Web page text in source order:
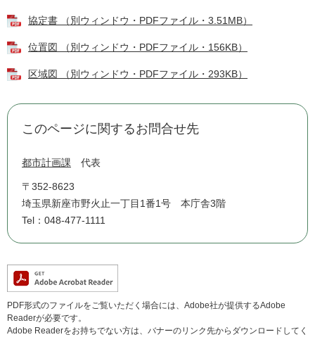
協定書 （別ウィンドウ・PDFファイル・3.51MB）
位置図 （別ウィンドウ・PDFファイル・156KB）
区域図 （別ウィンドウ・PDFファイル・293KB）
このページに関するお問合せ先
都市計画課 代表
〒352-8623
埼玉県新座市野火止一丁目1番1号 本庁舎3階
Tel：048-477-1111
PDF形式のファイルをご覧いただく場合には、Adobe社が提供するAdobe
Readerが必要です。
Adobe Readerをお持ちでない方は、バナーのリンク先からダウンロードしてく